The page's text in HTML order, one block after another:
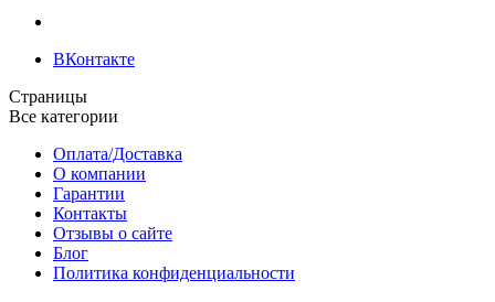
ВКонтакте
Страницы
Все категории
Оплата/Доставка
О компании
Гарантии
Контакты
Отзывы о сайте
Блог
Политика конфиденциальности